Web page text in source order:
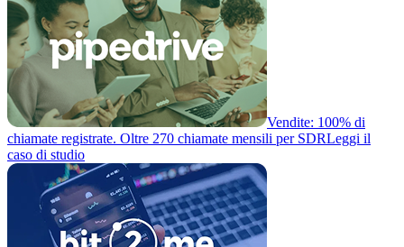
Vendite: 100% di
chiamate registrate. Oltre 270 chiamate mensili per SDRLeggi il
caso di studio